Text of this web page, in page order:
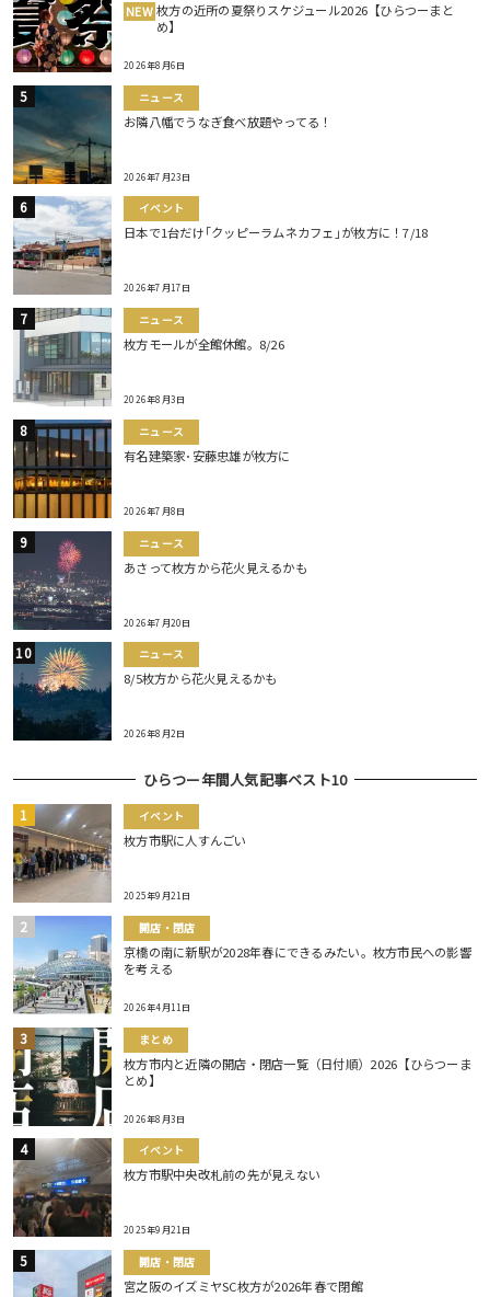
NEW 枚方の近所の夏祭りスケジュール2026【ひらつーまと
め】
2026年8月6日
ニュース
お隣八幡でうなぎ食べ放題やってる！
2026年7月23日
イベント
日本で1台だけ｢クッピーラムネカフェ｣が枚方に！7/18
2026年7月17日
ニュース
枚方モールが全館休館。8/26
2026年8月3日
ニュース
有名建築家･安藤忠雄が枚方に
2026年7月8日
ニュース
あさって枚方から花火見えるかも
2026年7月20日
ニュース
8/5枚方から花火見えるかも
2026年8月2日
ひらつー年間人気記事ベスト10
イベント
枚方市駅に人すんごい
2025年9月21日
開店・閉店
京橋の南に新駅が2028年春にできるみたい。枚方市民への影響
を考える
2026年4月11日
まとめ
枚方市内と近隣の開店・閉店一覧（日付順）2026【ひらつーま
とめ】
2026年8月3日
イベント
枚方市駅中央改札前の先が見えない
2025年9月21日
開店・閉店
宮之阪のイズミヤSC枚方が2026年春で閉館